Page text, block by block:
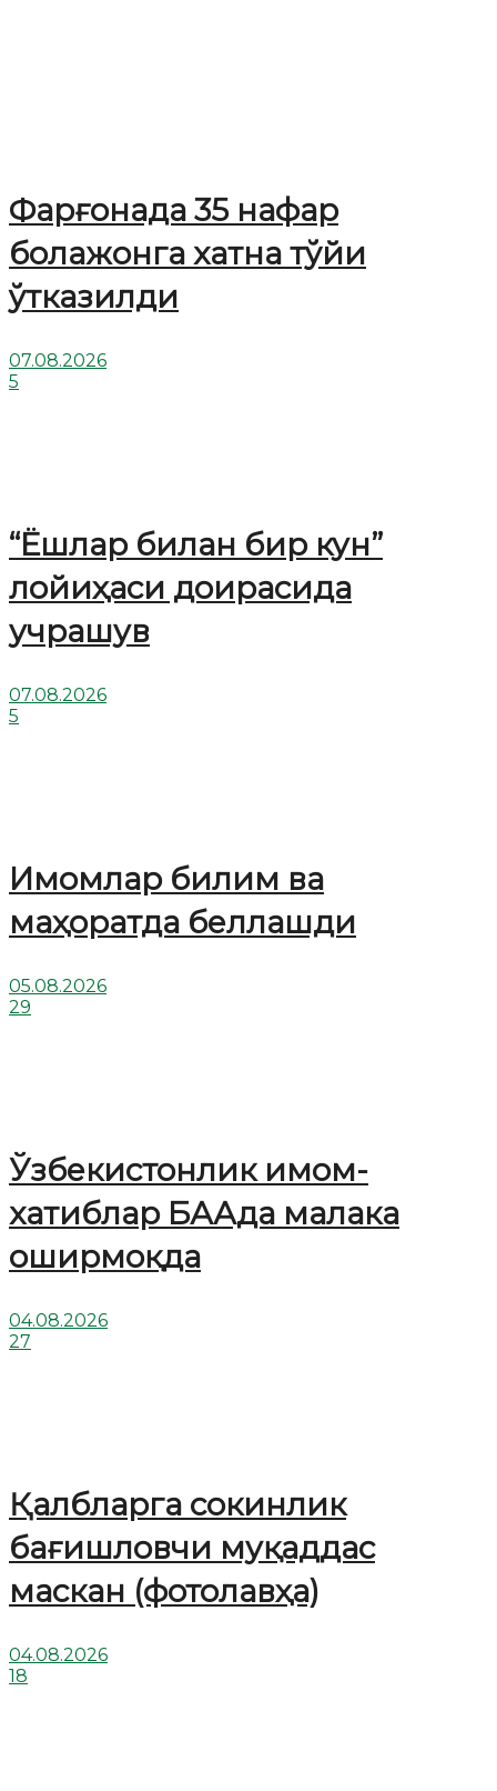
Фарғонада 35 нафар
болажонга хатна тўйи
ўтказилди
07.08.2026
5
“Ёшлар билан бир кун”
лойиҳаси доирасида
учрашув
07.08.2026
5
Имомлар билим ва
маҳоратда беллашди
05.08.2026
29
Ўзбекистонлик имом-
хатиблар БААда малака
оширмоқда
04.08.2026
27
Қалбларга сокинлик
бағишловчи муқаддас
маскан (фотолавҳа)
04.08.2026
18